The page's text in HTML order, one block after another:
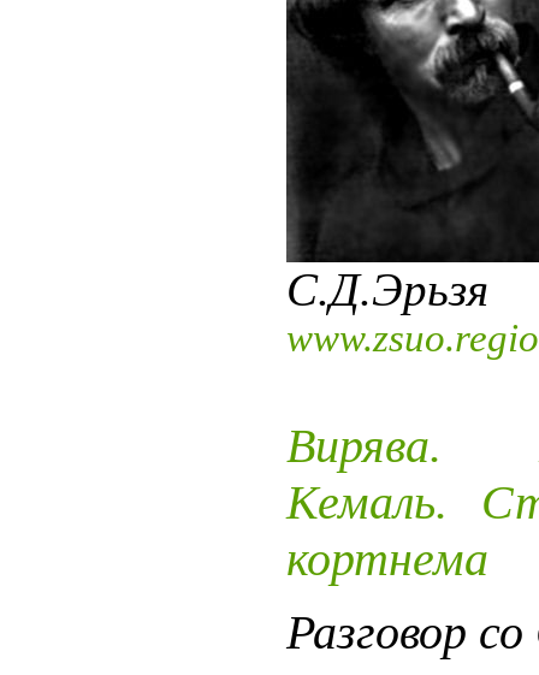
С.Д.Эрьзя
Вирява.
Кемаль.
кортнема
Разговор